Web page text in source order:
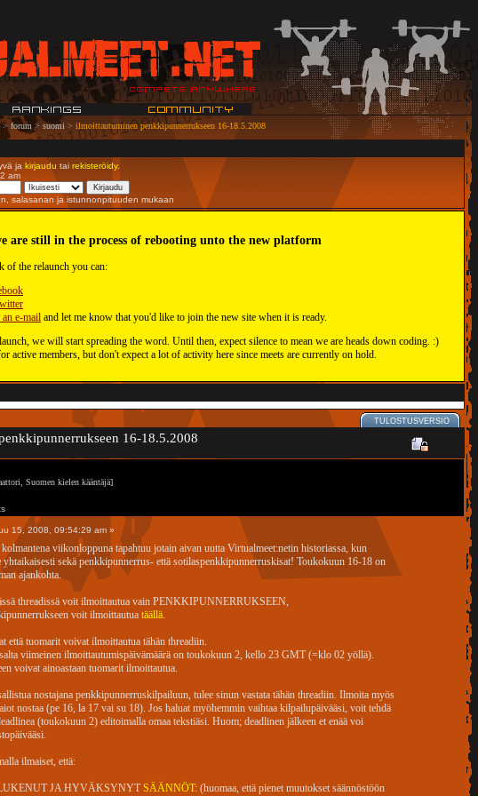
> forum > suomi > ilmoittautuminen penkkipunnerrukseen 16-18.5.2008
ja kirjaudu tai rekisteröidy.
am
salasanan ja istunnonpituuden mukaan
are still in the process of rebooting unto the new platform
of the relaunch you can:
e-mail and let me know that you'd like to join the new site when it is ready.
we will start spreading the word. Until then, expect silence to mean we are heads down coding. :)
active members, but don't expect a lot of activity here since meets are currently on hold.
TULOSTUSVERSIO
16-18.5.2008
Suomen kielen kääntäjä]
15, 2008, 09:54:29 am »
viikonloppuna tapahtuu jotain aivan uutta Virtualmeet:netin historiassa, kun
yhtaikaisesti sekä penkkipunnerrus- että sotilaspenkkipunnerruskisat! Toukokuun 16-18 on
ajankohta.
threadissä voit ilmoittautua vain PENKKIPUNNERRUKSEEN,
voit ilmoittautua täällä.
että tuomarit voivat ilmoittautua tähän threadiin.
viimeinen ilmoittautumispäivämäärä on toukokuun 2, kello 23 GMT (=klo 02 yöllä).
voivat ainoastaan tuomarit ilmoittautua.
nostajana penkkipunnerruskilpailuun, tulee sinun vastata tähän threadiin. Ilmoita myös
nostaa (pe 16, la 17 vai su 18). Jos haluat myöhemmin vaihtaa kilpailupäivääsi, voit tehdä
(toukokuun 2) editoimalla omaa tekstiäsi. Huom; deadlinen jälkeen et enää voi
ilmaiset, että:
JA HYVÄKSYNYTSÄÄNNÖT: (huomaa, että pienet muutokset säännöstöön